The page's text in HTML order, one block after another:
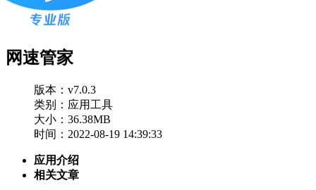
网速管家
版本：v7.0.3
类别：应用工具
大小：36.38MB
时间：2022-08-19 14:39:33
应用介绍
相关文章